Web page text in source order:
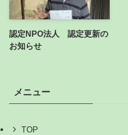
認定NPO法人 認定更新の
お知らせ
メニュー
TOP